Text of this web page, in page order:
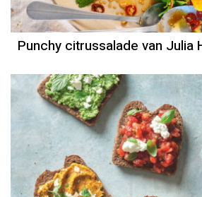
Punchy citrussalade van Julia